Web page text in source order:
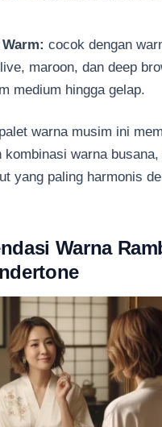
cocok dengan
maroon, dan deep
medium hingga gelap.
warna musim ini
kombinasi warna
yang paling harmonis
Warna